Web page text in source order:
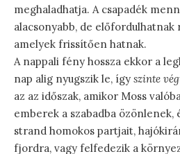
meghaladhatja. A csapadék
alacsonyabb, de
amelyek frissítően hatnak.
A nappali fény hossza ekkor a
nap alig nyugszik le, így szinte
az az időszak, amikor Moss
emberek a szabadba
strand homokos partjait,
fjordra, vagy felfedezik a